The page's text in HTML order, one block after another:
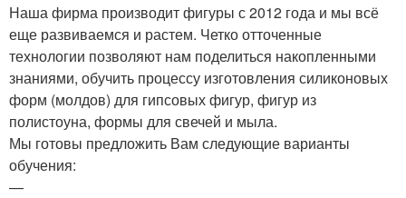
Наша фирма производит фигуры с 2012 года и мы всё
еще развиваемся и растем. Четко отточенные
технологии позволяют нам поделиться накопленными
знаниями, обучить процессу изготовления силиконовых
форм (молдов) для гипсовых фигур, фигур из
полистоуна, формы для свечей и мыла.
Мы готовы предложить Вам следующие варианты
обучения:
—